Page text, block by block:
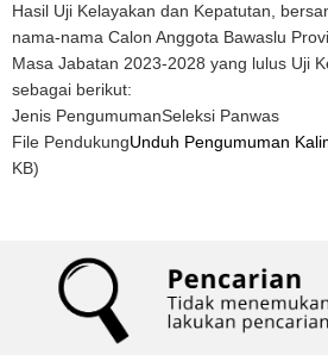
Hasil Uji Kelayakan dan Kepatutan,
nama-nama Calon Anggota Bawaslu
Masa Jabatan 2023-2028 yang lulus Uji
sebagai berikut:
Jenis PengumumanSeleksi Panwas
File PendukungUnduh Pengumuman
KB)